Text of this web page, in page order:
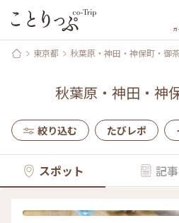
東京都 秋葉原・神田・神保町・御
秋葉原・神田・神
絞り込む たびレポ
スポット 記事